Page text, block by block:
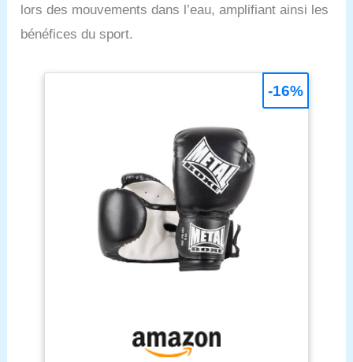
lors des mouvements dans l’eau, amplifiant ainsi les
bénéfices du sport.
-16%